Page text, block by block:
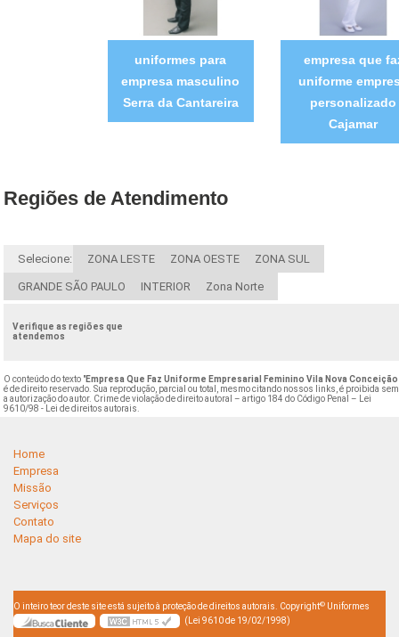
uniformes para
empresa masculino
Serra da Cantareira
empresa que
uniforme
personalizado
Cajamar
Regiões de Atendimento
Selecione: ZONA LESTE ZONA OESTE ZONA SUL
GRANDE SÃO PAULO INTERIOR Zona Norte
Verifique as regiões que
atendemos
O conteúdo do texto "Empresa Que Faz Uniforme Empresarial Feminino Vila Nova Conceição
é de direito reservado. Sua reprodução, parcial ou total, mesmo citando nossos links, é proibida sem
a autorização do autor. Crime de violação de direito autoral – artigo 184 do Código Penal –
Lei
9610/98 - Lei de direitos autorais
Home
Empresa
Missão
Serviços
Contato
Mapa do site
O inteiro teor deste site está sujeito à proteção de direitos autorais. Copyright© Uniformes
(Lei 9610 de 19/02/1998)